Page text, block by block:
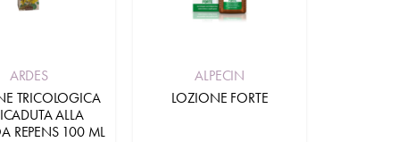
ARDES
TRICOLOGICA
ALLA
REPENS 100 ML
ALPECIN
LOZIONE FORTE